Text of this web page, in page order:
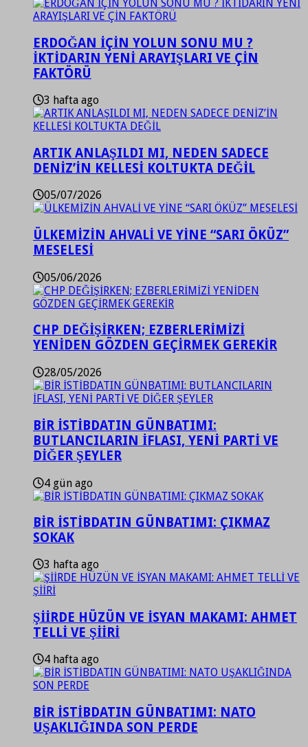
ERDOĞAN İÇİN YOLUN SONU MU ?
İKTİDARIN YENİ ARAYIŞLARI VE ÇİN
FAKTÖRÜ
3 hafta ago
ARTIK ANLAŞILDI MI, NEDEN SADECE
DENİZ’İN KELLESİ KOLTUKTA DEĞİL
05/07/2026
ÜLKEMİZİN AHVALİ VE YİNE “SARI ÖKÜZ”
MESELESİ
05/06/2026
CHP DEĞİŞİRKEN; EZBERLERİMİZİ
YENİDEN GÖZDEN GEÇİRMEK GEREKİR
28/05/2026
BİR İSTİBDATIN GÜNBATIMI:
BUTLANCILARIN İFLASI, YENİ PARTİ VE
DİĞER ŞEYLER
4 gün ago
BİR İSTİBDATIN GÜNBATIMI: ÇIKMAZ
SOKAK
3 hafta ago
ŞİİRDE HÜZÜN VE İSYAN MAKAMI: AHMET
TELLİ VE ŞİİRİ
4 hafta ago
BİR İSTİBDATIN GÜNBATIMI: NATO
UŞAKLIĞINDA SON PERDE